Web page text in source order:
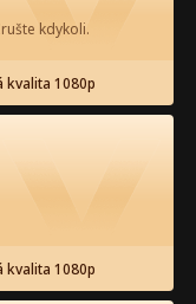
láska Celý
kdykoli.
kvalita 1080p
kvalita 1080p